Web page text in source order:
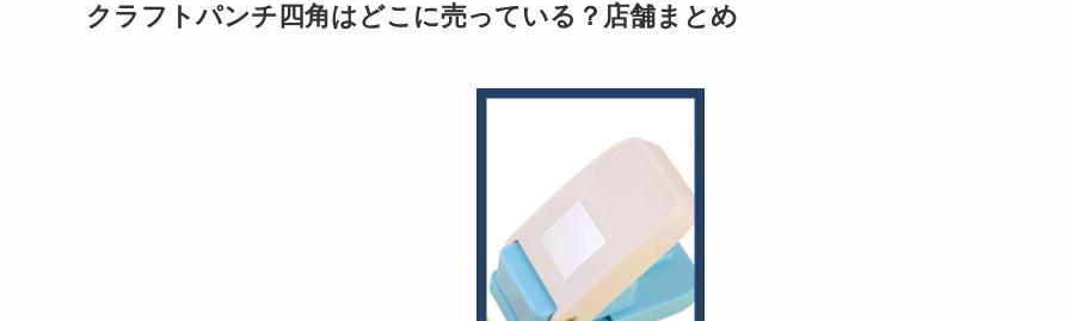
クラフトパンチ四角はどこに売っている？店舗まとめ